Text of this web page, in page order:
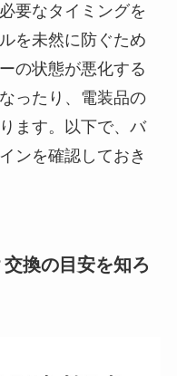
要なタイミングを
を未然に防ぐため
の状態が悪化する
ったり、電装品の
ます。以下で、バ
ンを確認しておき
換の目安を知ろ